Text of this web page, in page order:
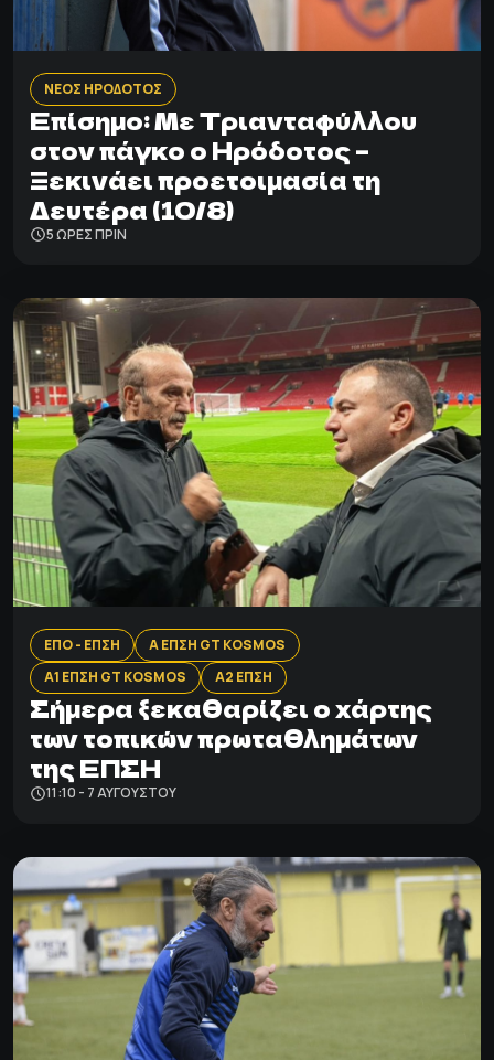
ΝΕΟΣ ΗΡΟΔΟΤΟΣ
Επίσημο: Με Τριανταφύλλου
στον πάγκο ο Ηρόδοτος –
Ξεκινάει προετοιμασία τη
Δευτέρα (10/8)
5 ΩΡΕΣ ΠΡΙΝ
ΕΠΟ - ΕΠΣΗ
Α ΕΠΣΗ GT KOSMOS
Α1 ΕΠΣΗ GT KOSMOS
Α2 ΕΠΣΗ
Σήμερα ξεκαθαρίζει ο χάρτης
των τοπικών πρωταθλημάτων
της ΕΠΣΗ
11:10 - 7 ΑΥΓΟΎΣΤΟΥ